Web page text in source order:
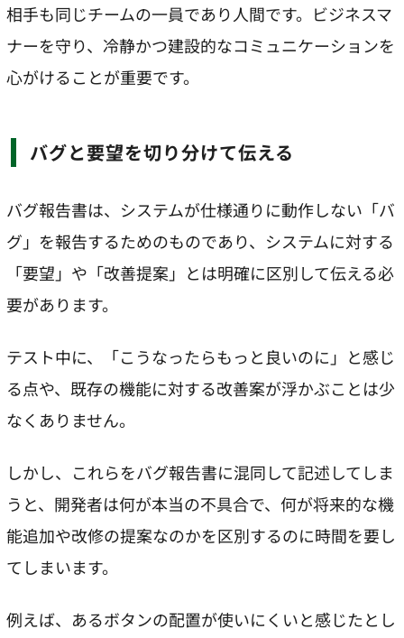
相手も同じチームの一員であり人間です。ビジネスマ
ナーを守り、冷静かつ建設的なコミュニケーションを
心がけることが重要です。
バグと要望を切り分けて伝える
バグ報告書は、システムが仕様通りに動作しない「バ
グ」を報告するためのものであり、システムに対する
「要望」や「改善提案」とは明確に区別して伝える必
要があります。
テスト中に、「こうなったらもっと良いのに」と感じ
る点や、既存の機能に対する改善案が浮かぶことは少
なくありません。
しかし、これらをバグ報告書に混同して記述してしま
うと、開発者は何が本当の不具合で、何が将来的な機
能追加や改修の提案なのかを区別するのに時間を要し
てしまいます。
例えば、あるボタンの配置が使いにくいと感じたとし